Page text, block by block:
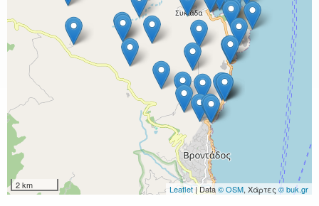
2 km Leaflet | Data© OSM, Χάρτες © buk.gr